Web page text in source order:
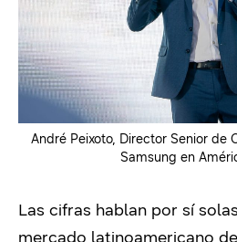
André Peixoto, Director Senior de
Samsung en
Las cifras hablan por sí
mercado latinoamericano